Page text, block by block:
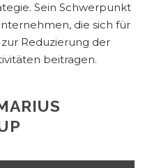
Sein Schwerpunkt
die sich für
Reduzierung der
beitragen​.